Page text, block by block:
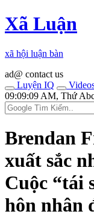
Xã Luận
xã hội luận bàn
ad@ contact us
Luyện IQ
09:09:09 AM, Thứ
Brendan
xuất sắc
Cuộc “tái
hôn nhân